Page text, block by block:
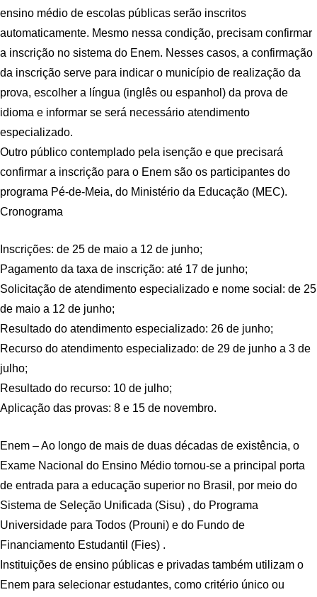
ensino médio de escolas públicas serão inscritos
automaticamente. Mesmo nessa condição, precisam confirmar
a inscrição no sistema do Enem. Nesses casos, a confirmação
da inscrição serve para indicar o município de realização da
prova, escolher a língua (inglês ou espanhol) da prova de
idioma e informar se será necessário atendimento
especializado.
Outro público contemplado pela isenção e que precisará
confirmar a inscrição para o Enem são os participantes do
programa Pé-de-Meia, do Ministério da Educação (MEC).
Cronograma
Inscrições: de 25 de maio a 12 de junho;
Pagamento da taxa de inscrição: até 17 de junho;
Solicitação de atendimento especializado e nome social: de 25
de maio a 12 de junho;
Resultado do atendimento especializado: 26 de junho;
Recurso do atendimento especializado: de 29 de junho a 3 de
julho;
Resultado do recurso: 10 de julho;
Aplicação das provas: 8 e 15 de novembro.
Enem – Ao longo de mais de duas décadas de existência, o
Exame Nacional do Ensino Médio tornou-se a principal porta
de entrada para a educação superior no Brasil, por meio do
Sistema de Seleção Unificada (Sisu) , do Programa
Universidade para Todos (Prouni) e do Fundo de
Financiamento Estudantil (Fies) .
Instituições de ensino públicas e privadas também utilizam o
Enem para selecionar estudantes, como critério único ou